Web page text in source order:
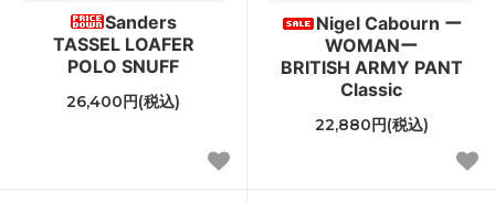
Sanders
TASSEL LOAFER
POLO SNUFF
26,400円(税込)
Nigel Cabourn ー
WOMANー
BRITISH ARMY PANT
Classic
22,880円(税込)